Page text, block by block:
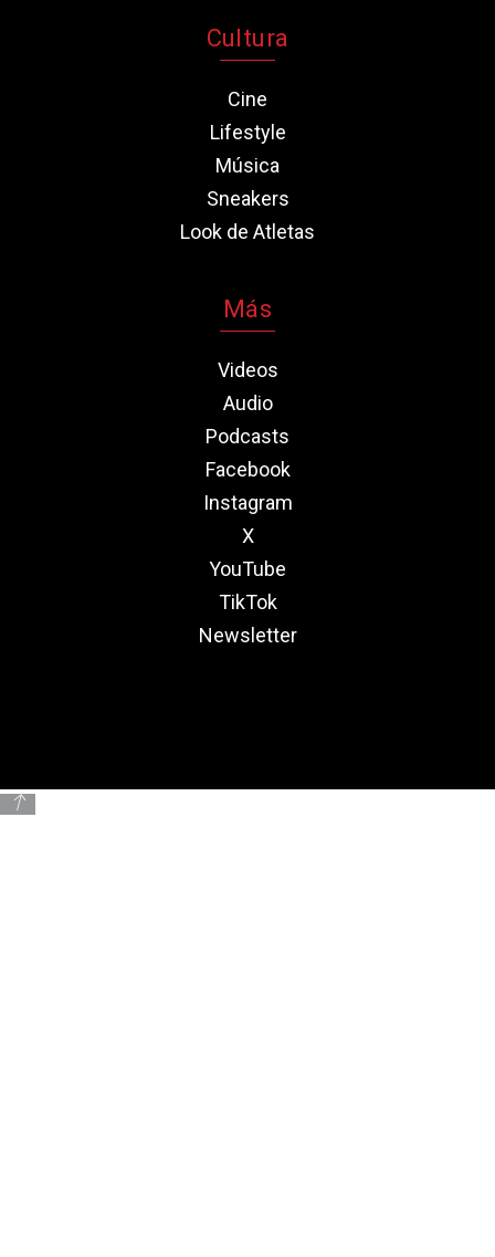
Cultura
Cine
Lifestyle
Música
Sneakers
Look de Atletas
Más
Videos
Audio
Podcasts
Facebook
Instagram
X
YouTube
TikTok
Newsletter